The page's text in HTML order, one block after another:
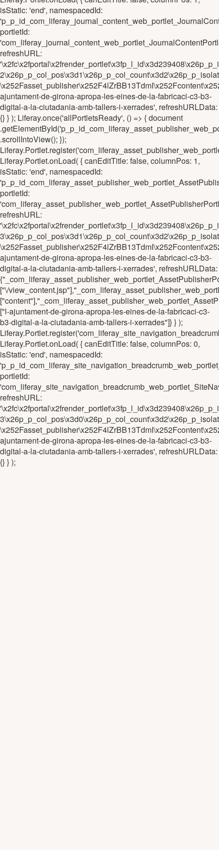
isStatic: 'end', namespacedId:
portletId:
refreshURL:
ajuntament-de-girona-apropa-les-eines-de-la-fabricaci-c3-b3-
digital-a-la-ciutadania-amb-tallers-i-xerrades', refreshURLData:
{} } ); Liferay.once('allPortletsReady', () => { document
.scrollIntoView(); });
Liferay.Portlet.onLoad( { canEditTitle: false, columnPos: 1,
isStatic: 'end', namespacedId:
portletId:
refreshURL:
ajuntament-de-girona-apropa-les-eines-de-la-fabricaci-c3-b3-
digital-a-la-ciutadania-amb-tallers-i-xerrades', refreshURLData:
["\/
["l-ajuntament-de-girona-apropa-les-eines-de-la-fabricaci-c3-
b3-digital-a-la-ciutadania-amb-tallers-i-xerrades"]} } );
Liferay.Portlet.onLoad( { canEditTitle: false, columnPos: 0,
isStatic: 'end', namespacedId:
portletId:
refreshURL:
ajuntament-de-girona-apropa-les-eines-de-la-fabricaci-c3-b3-
digital-a-la-ciutadania-amb-tallers-i-xerrades', refreshURLData:
{} } );